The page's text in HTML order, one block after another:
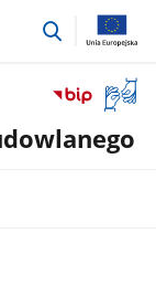
przejdź
okno
z